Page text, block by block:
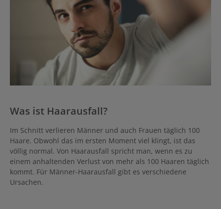
Was ist Haarausfall?
Im Schnitt verlieren Männer und auch Frauen täglich 100
Haare. Obwohl das im ersten Moment viel klingt, ist das
völlig normal. Von Haarausfall spricht man, wenn es zu
einem anhaltenden Verlust von mehr als 100 Haaren täglich
kommt. Für Männer-Haarausfall gibt es verschiedene
Ursachen.